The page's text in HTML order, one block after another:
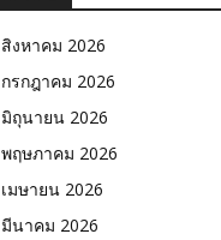
สิงหาคม 2026
กรกฎาคม 2026
มิถุนายน 2026
พฤษภาคม 2026
เมษายน 2026
มีนาคม 2026